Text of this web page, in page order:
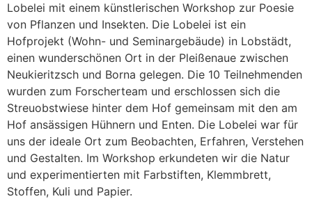
Lobelei mit einem künstlerischen Workshop zur Poesie
von Pflanzen und Insekten. Die Lobelei ist ein
Hofprojekt (Wohn- und Seminargebäude) in Lobstädt,
einen wunderschönen Ort in der Pleißenaue zwischen
Neukieritzsch und Borna gelegen. Die 10 Teilnehmenden
wurden zum Forscherteam und erschlossen sich die
Streuobstwiese hinter dem Hof gemeinsam mit den am
Hof ansässigen Hühnern und Enten. Die Lobelei war für
uns der ideale Ort zum Beobachten, Erfahren, Verstehen
und Gestalten. Im Workshop erkundeten wir die Natur
und experimentierten mit Farbstiften, Klemmbrett,
Stoffen, Kuli und Papier.